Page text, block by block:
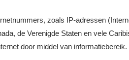
zoals IP-adressen
de Verenigde Staten en vele
door middel van informatiebereik.